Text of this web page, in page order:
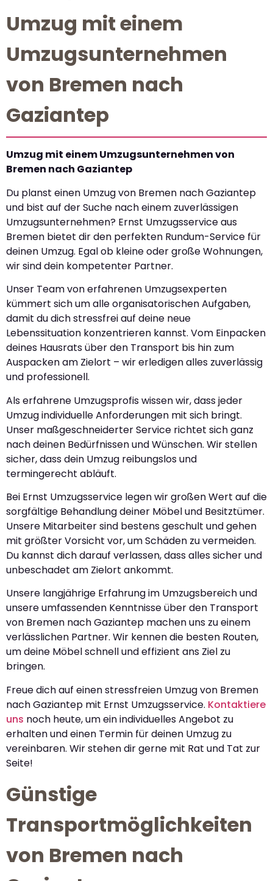
Umzug mit einem
Umzugsunternehmen
von Bremen nach
Gaziantep
Umzug mit einem Umzugsunternehmen von
Bremen nach Gaziantep
Du planst einen Umzug von Bremen nach Gaziantep
und bist auf der Suche nach einem zuverlässigen
Umzugsunternehmen? Ernst Umzugsservice aus
Bremen bietet dir den perfekten Rundum-Service für
deinen Umzug. Egal ob kleine oder große Wohnungen,
wir sind dein kompetenter Partner.
Unser Team von erfahrenen Umzugsexperten
kümmert sich um alle organisatorischen Aufgaben,
damit du dich stressfrei auf deine neue
Lebenssituation konzentrieren kannst. Vom Einpacken
deines Hausrats über den Transport bis hin zum
Auspacken am Zielort – wir erledigen alles zuverlässig
und professionell.
Als erfahrene Umzugsprofis wissen wir, dass jeder
Umzug individuelle Anforderungen mit sich bringt.
Unser maßgeschneiderter Service richtet sich ganz
nach deinen Bedürfnissen und Wünschen. Wir stellen
sicher, dass dein Umzug reibungslos und
termingerecht abläuft.
Bei Ernst Umzugsservice legen wir großen Wert auf die
sorgfältige Behandlung deiner Möbel und Besitztümer.
Unsere Mitarbeiter sind bestens geschult und gehen
mit größter Vorsicht vor, um Schäden zu vermeiden.
Du kannst dich darauf verlassen, dass alles sicher und
unbeschadet am Zielort ankommt.
Unsere langjährige Erfahrung im Umzugsbereich und
unsere umfassenden Kenntnisse über den Transport
von Bremen nach Gaziantep machen uns zu einem
verlässlichen Partner. Wir kennen die besten Routen,
um deine Möbel schnell und effizient ans Ziel zu
bringen.
Freue dich auf einen stressfreien Umzug von Bremen
nach Gaziantep mit Ernst Umzugsservice. Kontaktiere
uns noch heute, um ein individuelles Angebot zu
erhalten und einen Termin für deinen Umzug zu
vereinbaren. Wir stehen dir gerne mit Rat und Tat zur
Seite!
Günstige
Transportmöglichkeiten
von Bremen nach